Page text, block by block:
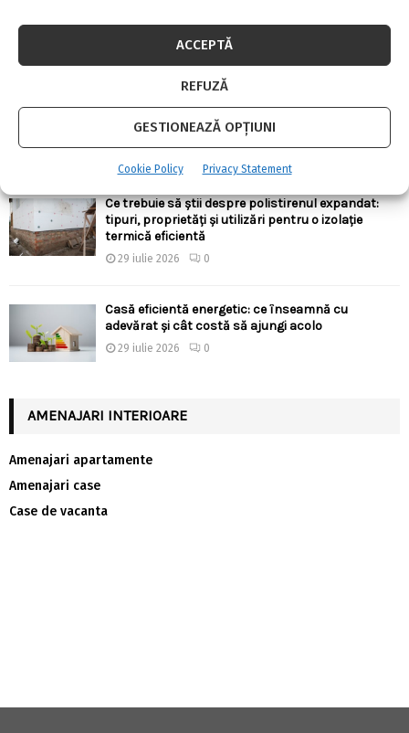
ACCEPTĂ
REFUZĂ
GESTIONEAZĂ OPȚIUNI
Cookie Policy Privacy Statement
4 august 2026 0
zilnic
30 iulie 2026 0
Ce trebuie să știi despre polistirenul expandat:
tipuri, proprietăți și utilizări pentru o izolație
termică eficientă
29 iulie 2026 0
Casă eficientă energetic: ce înseamnă cu
adevărat și cât costă să ajungi acolo
29 iulie 2026 0
AMENAJARI INTERIOARE
Amenajari apartamente
Amenajari case
Case de vacanta